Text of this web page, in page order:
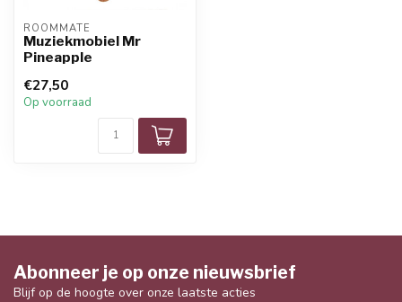
ROOMMATE
Muziekmobiel Mr
Pineapple
€27,50
Op voorraad
Abonneer je op onze nieuwsbrief
Blijf op de hoogte over onze laatste acties